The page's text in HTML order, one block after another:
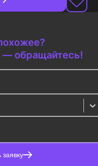
— обращайтесь!
заявку